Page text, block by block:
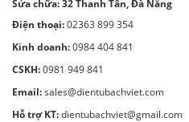
Sửa chữa: 32 Thanh Tân, Đà Nẵng
Điện thoại:02363 899 354
Kinh doanh:0984 404 841
CSKH:0981 949 841
Email:sales@dientubachviet.com
Hỗ trợ KT:dientubachviet@gmail.com